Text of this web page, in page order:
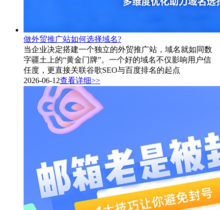
做外贸推广站如何选择域名?
当企业决定搭建一个独立的外贸推广站，域名就如同数
字疆土上的“黄金门牌”。一个好的域名不仅影响用户信
任度，更直接关联谷歌SEO与百度排名的起点
2026-06-12查看详细>>